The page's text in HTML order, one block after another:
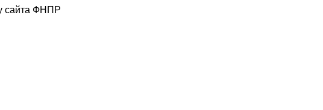
сайта ФНПР